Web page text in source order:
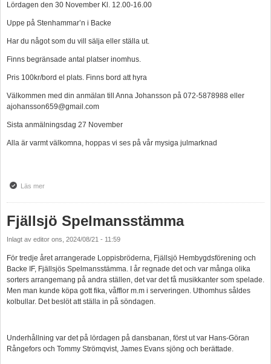
Lördagen den 30 November Kl. 12.00-16.00
Uppe på Stenhammar’n i Backe
Har du något som du vill sälja eller ställa ut.
Finns begränsade antal platser inomhus.
Pris 100kr/bord el plats. Finns bord att hyra
Välkommen med din anmälan till Anna Johansson på 072-5878988 eller
ajohansson659@gmail.com
Sista anmälningsdag 27 November
Alla är varmt välkomna, hoppas vi ses på vår mysiga julmarknad
Läs merom Julmarknad 30 November
Fjällsjö Spelmansstämma
Inlagt av editor ons, 2024/08/21 - 11:59
För tredje året arrangerade Loppisbröderna, Fjällsjö Hembygdsförening och
Backe IF, Fjällsjös Spelmansstämma. I år regnade det och var många olika
sorters arrangemang på andra ställen, det var det få musikkanter som spelade.
Men man kunde köpa gott fika, våfflor m.m i serveringen. Uthomhus såldes
kolbullar. Det beslöt att ställa in på söndagen.
Underhållning var det på lördagen på dansbanan, först ut var Hans-Göran
Rångefors och Tommy Strömqvist, James Evans sjöng och berättade.